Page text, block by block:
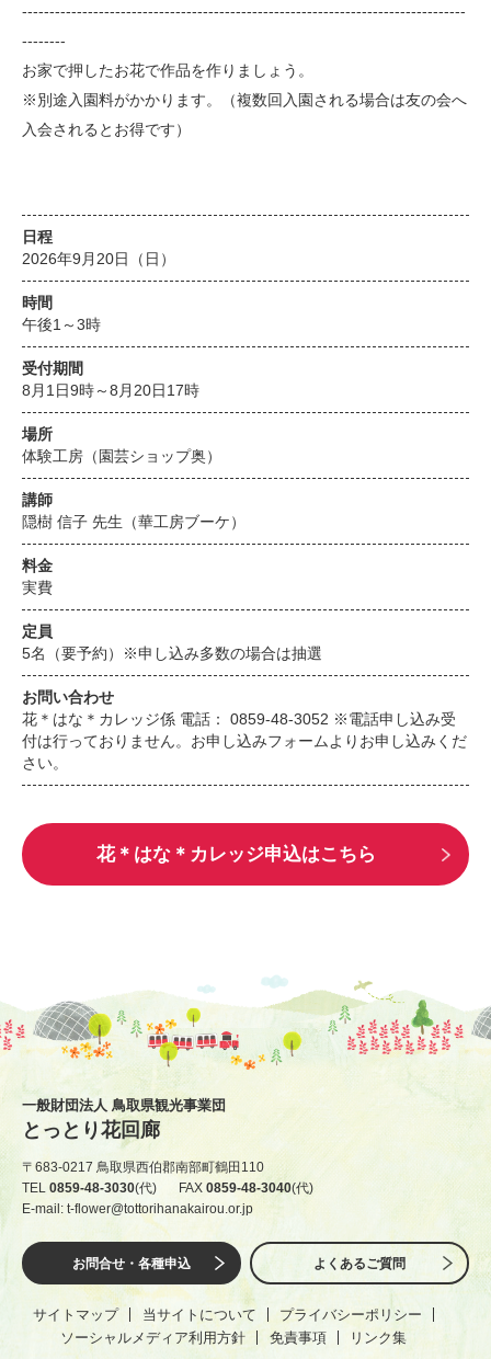
---------------------------------------------------------------------------------
--------
お家で押したお花で作品を作りましょう。
※別途入園料がかかります。（複数回入園される場合は友の会へ
入会されるとお得です）
日程
2026年9月20日（日）
時間
午後1～3時
受付期間
8月1日9時～8月20日17時
場所
体験工房（園芸ショップ奥）
講師
隠樹 信子 先生（華工房ブーケ）
料金
実費
定員
5名（要予約）※申し込み多数の場合は抽選
お問い合わせ
花＊はな＊カレッジ係 電話： 0859-48-3052 ※電話申し込み受
付は行っておりません。お申し込みフォームよりお申し込みくだ
さい。
花＊はな＊カレッジ申込はこちら
一般財団法人 鳥取県観光事業団
とっとり花回廊
〒683-0217 鳥取県西伯郡南部町鶴田110
TEL 0859-48-3030(代) FAX0859-48-3040(代)
E-mail: t-flower@tottorihanakairou.or.jp
お問合せ・各種申込 よくあるご質問
サイトマップ 当サイトについて
プライバシーポリシー
ソーシャルメディア利用方針
免責事項 リンク集